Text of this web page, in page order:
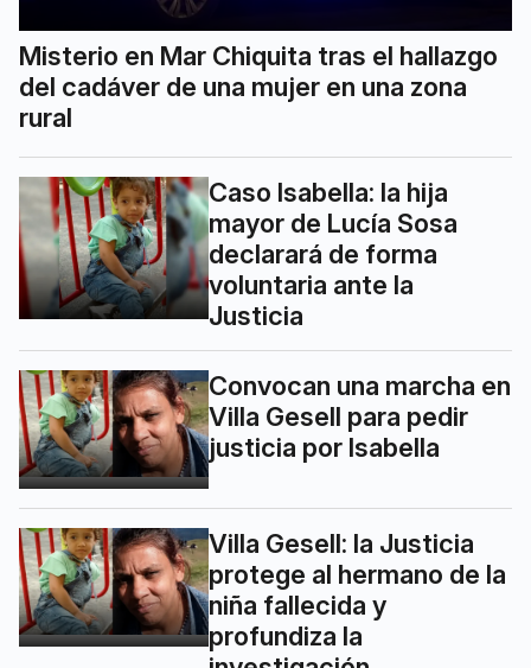
Misterio en Mar Chiquita tras el hallazgo
del cadáver de una mujer en una zona
rural
Caso Isabella: la hija
mayor de Lucía Sosa
declarará de forma
voluntaria ante la
Justicia
Convocan una marcha en
Villa Gesell para pedir
justicia por Isabella
Villa Gesell: la Justicia
protege al hermano de la
niña fallecida y
profundiza la